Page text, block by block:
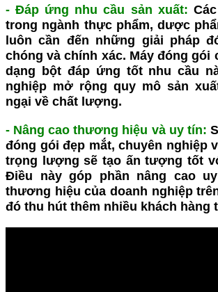
- Đáp ứng nhu cầu sản xuất:
trong ngành thực phẩm, dược
luôn cần đến những giải pháp
chóng và chính xác. Máy đóng gói
dạng bộtđáp ứng tốt nhu cầu
nghiệp mở rộng quy mô sản
ngại về chất lượng.
- Nâng cao thương hiệu và uy tín:
đóng gói đẹp mắt, chuyên nghiệp
trọng lượng sẽ tạo ấn tượng tốt
Điều này góp phần nâng cao
thương hiệu của doanh nghiệp
đó thu hút thêm nhiều khách hàng